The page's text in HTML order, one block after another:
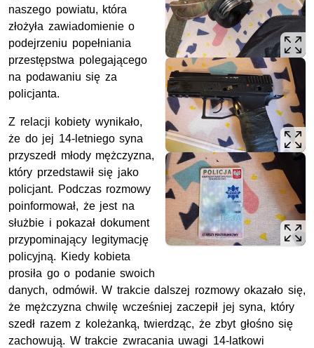
naszego powiatu, która
złożyła zawiadomienie o
podejrzeniu popełniania
przestępstwa polegającego
na podawaniu się za
policjanta.
Z relacji kobiety wynikało,
że do jej 14-letniego syna
przyszedł młody mężczyzna,
który przedstawił się jako
policjant. Podczas rozmowy
poinformował, że jest na
służbie i pokazał dokument
przypominający legitymację
policyjną. Kiedy kobieta
prosiła go o podanie swoich
danych, odmówił. W trakcie dalszej rozmowy okazało się,
że mężczyzna chwilę wcześniej zaczepił jej syna, który
szedł razem z koleżanką, twierdząc, że zbyt głośno się
zachowują. W trakcie zwracania uwagi 14-latkowi